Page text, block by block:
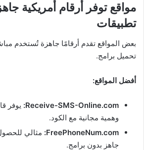
مواقع توفر أرقام أمريكية
تطبيقات
بعض المواقع تقدم أرقامًا جاهزة تُستخدم
تحميل برامج.
أفضل المواقع:
Receive-SMS-Online.com: يوفر
وهمية مجانية مع الكود.
FreePhoneNum.com: مثالي
جاهز بدون برامج.